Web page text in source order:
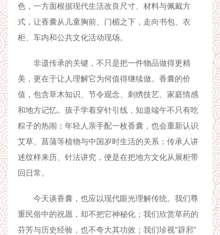
色，一方面根据现代生活改良尺寸、材料与佩戴方
式，让香囊从儿童胸前、门楣之下，走向书包、衣
柜、车内和公共文化活动现场。
非遗传承的关键，不只是把一件物品做得更精
美，更在于让人理解它为何值得继续做。香囊的价
值，包含草木知识、节令观念、刺绣技艺、家庭情感
和地方记忆。孩子学着穿针引线，知道端午不只有吃
粽子的热闹；年轻人亲手配一枚香囊，也会重新认识
艾草、菖蒲等植物与中国岁时生活的关系；传承人讲
述纹样来历、针法讲究，便是在把地方文化从展柜带
回日常。
今天谈香囊，也应以现代眼光理解传统。我们尊
重民俗中的祝愿，却不把它神秘化；我们欣赏草药的
芬芳与历史经验，也不夸大其功效；我们珍视“辟邪”